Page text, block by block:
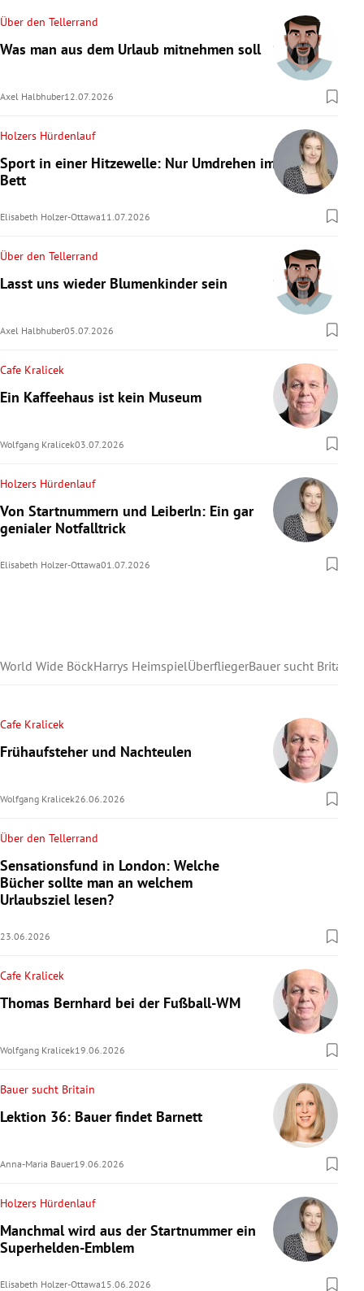
Über den Tellerrand
Was man aus dem Urlaub mitnehmen soll
Axel Halbhuber12.07.2026
Holzers Hürdenlauf
Sport in einer Hitzewelle: Nur Umdrehen im
Bett
Elisabeth Holzer-Ottawa11.07.2026
Über den Tellerrand
Lasst uns wieder Blumenkinder sein
Axel Halbhuber05.07.2026
Cafe Kralicek
Ein Kaffeehaus ist kein Museum
Wolfgang Kralicek03.07.2026
Holzers Hürdenlauf
Von Startnummern und Leiberln: Ein gar
genialer Notfalltrick
Elisabeth Holzer-Ottawa01.07.2026
World Wide BöckHarrys HeimspielÜberfliegerBauer sucht Britain
Cafe Kralicek
Frühaufsteher und Nachteulen
Wolfgang Kralicek26.06.2026
Über den Tellerrand
Sensationsfund in London: Welche
Bücher sollte man an welchem
Urlaubsziel lesen?
23.06.2026
Cafe Kralicek
Thomas Bernhard bei der Fußball-WM
Wolfgang Kralicek19.06.2026
Bauer sucht Britain
Lektion 36: Bauer findet Barnett
Anna-Maria Bauer19.06.2026
Holzers Hürdenlauf
Manchmal wird aus der Startnummer ein
Superhelden-Emblem
Elisabeth Holzer-Ottawa15.06.2026